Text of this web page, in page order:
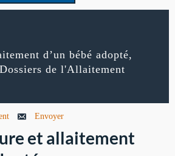
d’un bébé adopté,
de l'Allaitement
Envoyer
et allaitement